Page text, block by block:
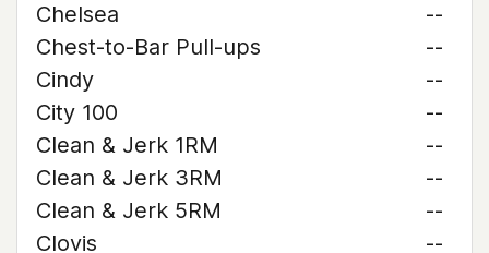
Chelsea
--
Chest-to-Bar Pull-ups
--
Cindy
--
City 100
--
Clean & Jerk 1RM
--
Clean & Jerk 3RM
--
Clean & Jerk 5RM
--
Clovis
--